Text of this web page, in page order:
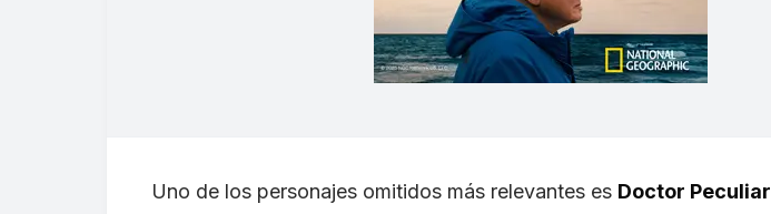
Uno de los personajes omitidos más relevantes es Doctor Peculiar